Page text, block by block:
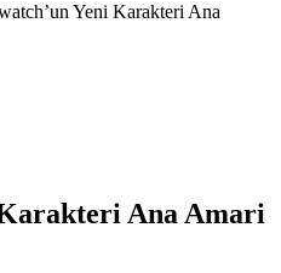
Yeni Karakteri Ana
Ana Amari